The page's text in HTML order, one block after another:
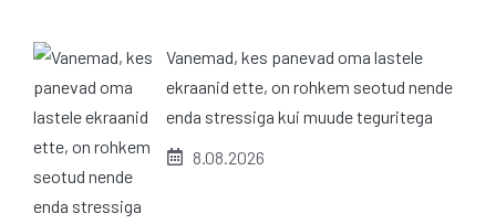
Vanemad, kes panevad oma lastele
ekraanid ette, on rohkem seotud nende
enda stressiga kui muude teguritega
8.08.2026